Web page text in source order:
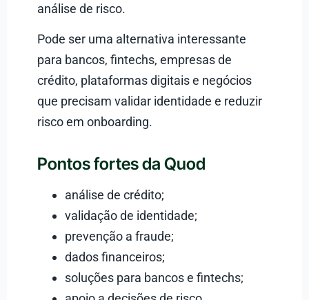
análise de risco.
Pode ser uma alternativa interessante
para bancos, fintechs, empresas de
crédito, plataformas digitais e negócios
que precisam validar identidade e reduzir
risco em onboarding.
Pontos fortes da Quod
análise de crédito;
validação de identidade;
prevenção a fraude;
dados financeiros;
soluções para bancos e fintechs;